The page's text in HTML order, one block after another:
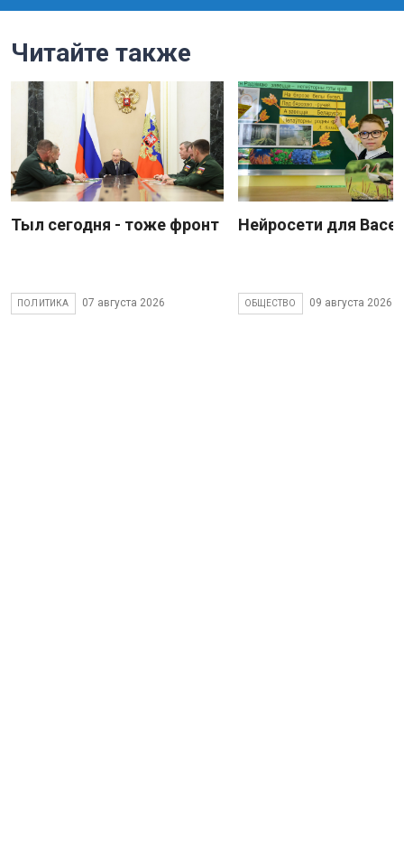
Читайте также
Тыл сегодня - тоже фронт
ПОЛИТИКА 07 августа 2026
Нейросети для
ОБЩЕСТВО 09 августа 2026